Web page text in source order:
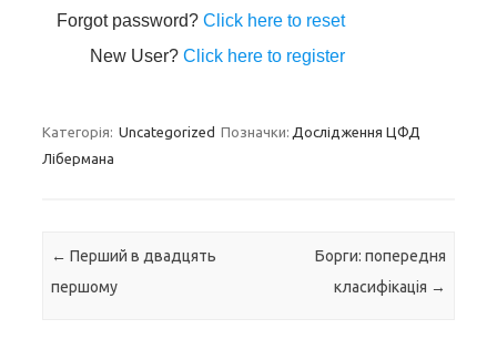
Forgot password?Click here to reset
New User?Click here to register
Категорія: Uncategorized Позначки: Дослідження ЦФД
Лібермана
Навігація по запису
← Перший в двадцять
першому
Борги: попередня
класифікація →